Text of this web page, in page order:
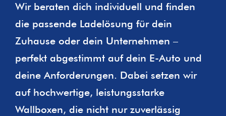
Unternehmen
Referenzen
Wir beraten dich individuell und finden
die passende Ladelösung für dein
Zuhause oder dein Unternehmen –
perfekt abgestimmt auf dein E-Auto und
deine Anforderungen. Dabei setzen wir
auf hochwertige, leistungsstarke
Wallboxen, die nicht nur zuverlässig